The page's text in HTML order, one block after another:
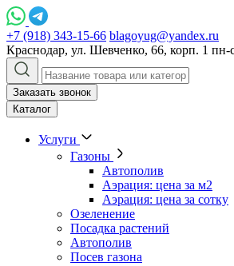
+7 (918) 343-15-66 blagoyug@yandex.ru
Краснодар, ул. Шевченко, 66, корп. 1 пн-
Заказать звонок
Каталог
Услуги
Газоны
Автополив
Аэрация: цена за м2
Аэрация: цена за сотку
Озеленение
Посадка растений
Автополив
Посев газона